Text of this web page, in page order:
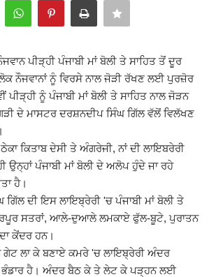
ਪੀੜ੍ਹੀ ਪੰਜਾਬੀ ਮਾਂ ਬੋਲੀ ਤੇ ਸਾਹਿਤ ਤੋਂ ਦੂਰ
ਨੌਜਵਾਨਾਂ ਨੂੰ ਵਿਰਸੇ ਨਾਲ ਜੋੜੀ ਰੱਖਣ ਲਈ ਪੁਰਜ਼ੋਰ
ਪੀੜ੍ਹੀ ਨੂੰ ਪੰਜਾਬੀ ਮਾਂ ਬੋਲੀ ਤੇ ਸਾਹਿਤ ਨਾਲ ਜੋੜਨ
ਦੇ ਮਾਸਟਰ ਦਰਸ਼ਨਦੀਪ ਸਿੰਘ ਗਿੱਲ ਵੱਲੋਂ ਵਿਲੱਖਣ
ਕਿਤਾਬ ਦੇਸੀ ਤੇ ਅੰਗਰੇਜੀ, ਨਾਂ ਦੀ ਲਾਇਬਰੇਰੀ
ਉਨ੍ਹਾਂ ਪੰਜਾਬੀ ਮਾਂ ਬੋਲੀ ਦੇ ਅਲੋਪ ਹੁੰਦੇ ਜਾ ਰਹੇ
ਹੈ।
ਦੀ ਇਸ ਲਾਇਬ੍ਰੇਰੀ 'ਚ ਪੰਜਾਬੀ ਮਾਂ ਬੋਲੀ ਤੇ
ਸਤਰਾਂ, ਆਲੇ-ਦੁਆਲੇ ਲਮਕਾਏ ਫੁੱਲ-ਬੂਟੇ, ਪੁਰਾਤਨ
ਕੇਂਦਰ ਹਨ।
ਲਾ ਕੇ ਬਣਾਏ ਕਮਰੇ 'ਚ ਲਾਇਬ੍ਰੇਰੀ ਅੰਦਰ
ਭੰਡਾਰ ਹੈ। ਅੰਦਰ ਬੈਠ ਕੇ ਤੇ ਲੇਟ ਕੇ ਪੜ੍ਹਨ ਲਈ